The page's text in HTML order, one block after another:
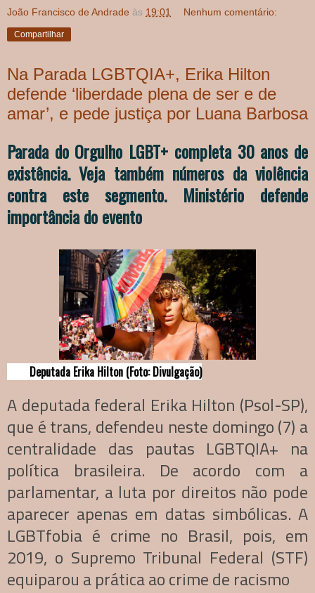
João Francisco de Andrade às 19:01 Nenhum comentário:
Compartilhar
Na Parada LGBTQIA+, Erika Hilton
defende ‘liberdade plena de ser e de
amar’, e pede justiça por Luana Barbosa
Parada do Orgulho LGBT+ completa 30 anos de
existência. Veja também números da violência
contra este segmento. Ministério defende
importância do evento
Deputada Erika Hilton (Foto: Divulgação)
A deputada federal Erika Hilton (Psol-SP),
que é trans, defendeu neste domingo (7) a
centralidade das pautas LGBTQIA+ na
política brasileira. De acordo com a
parlamentar, a luta por direitos não pode
aparecer apenas em datas simbólicas. A
LGBTfobia é crime no Brasil, pois, em
2019, o Supremo Tribunal Federal (STF)
equiparou a prática ao crime de racismo